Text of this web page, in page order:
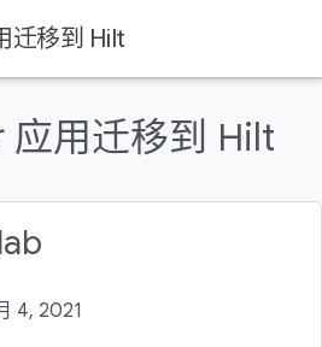
迁移到 Hilt
应用迁移到 Hilt
4, 2021